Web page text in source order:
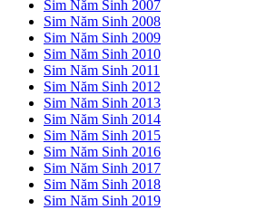
Sim Năm Sinh 2007
Sim Năm Sinh 2008
Sim Năm Sinh 2009
Sim Năm Sinh 2010
Sim Năm Sinh 2011
Sim Năm Sinh 2012
Sim Năm Sinh 2013
Sim Năm Sinh 2014
Sim Năm Sinh 2015
Sim Năm Sinh 2016
Sim Năm Sinh 2017
Sim Năm Sinh 2018
Sim Năm Sinh 2019